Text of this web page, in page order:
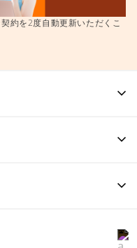
約を2度自動更新いただくこ